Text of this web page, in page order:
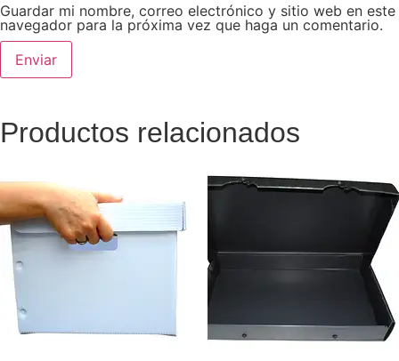
Guardar mi nombre, correo electrónico y sitio web en este
navegador para la próxima vez que haga un comentario.
Productos relacionados